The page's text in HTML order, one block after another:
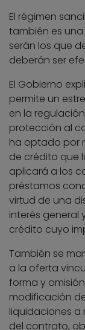
El régimen
también es
serán los que
deberán ser
El Gobierno
permite un
en la
protección al
ha optado por
de crédito que
aplicará a los
préstamos
virtud de una
interés general
crédito cuyo
También se
a la oferta
forma y
modificación
liquidaciones a
del contrato,